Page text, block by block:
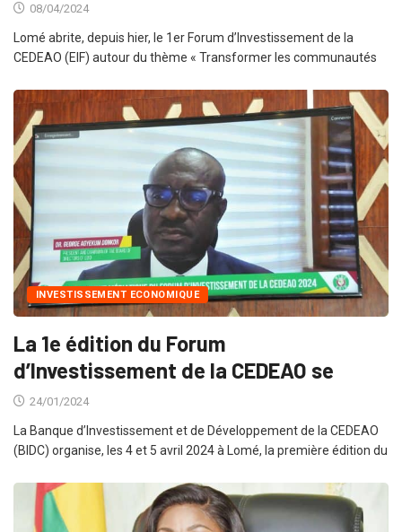
08/04/2024
Lomé abrite, depuis hier, le 1er Forum d’Investissement de la
CEDEAO (EIF) autour du thème « Transformer les communautés
INVESTISSEMENT ECONOMIQUE
La 1e édition du Forum
d’Investissement de la CEDEAO se
24/01/2024
La Banque d’Investissement et de Développement de la CEDEAO
(BIDC) organise, les 4 et 5 avril 2024 à Lomé, la première édition du